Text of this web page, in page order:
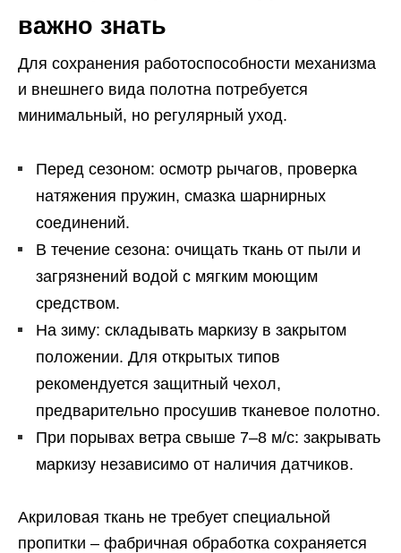
важно знать
Для сохранения работоспособности механизма
и внешнего вида полотна потребуется
минимальный, но регулярный уход.
Перед сезоном: осмотр рычагов, проверка
натяжения пружин, смазка шарнирных
соединений.
В течение сезона: очищать ткань от пыли и
загрязнений водой с мягким моющим
средством.
На зиму: складывать маркизу в закрытом
положении. Для открытых типов
рекомендуется защитный чехол,
предварительно просушив тканевое полотно.
При порывах ветра свыше 7–8 м/с: закрывать
маркизу независимо от наличия датчиков.
Акриловая ткань не требует специальной
пропитки – фабричная обработка сохраняется